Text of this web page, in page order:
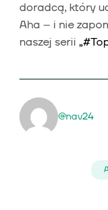
doradcą, który
Aha – i nie
naszej serii
@nav24